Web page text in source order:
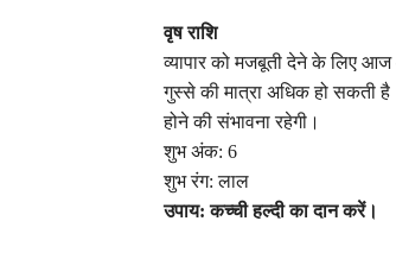
वृष राशि
व्यापार को मजबूती देने के लिए
गुस्से की मात्रा अधिक हो सकती
होने की संभावना रहेगी।
शुभ अंक: 6
शुभ रंग: लाल
उपाय: कच्ची हल्दी का दान करें।